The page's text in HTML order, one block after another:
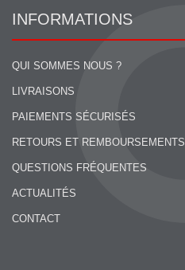
INFORMATIONS
QUI SOMMES NOUS ?
LIVRAISONS
PAIEMENTS SÉCURISÉS
RETOURS ET REMBOURSEMENTS
QUESTIONS FRÉQUENTES
ACTUALITÉS
CONTACT